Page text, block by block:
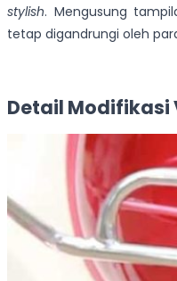
stylish. Mengusung
tetap digandrungi oleh
Detail Modifikasi